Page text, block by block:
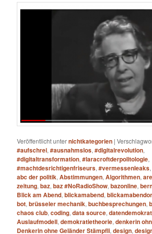
Veröffentlicht unternichtkategorien |
#aufschrei,#ausnahmslos,#digitalrevolution,
#digitaltransformation,#laracroftderpolitologie,
#machtdesrichtigenfriseurs,#vermessenleaks
abc der politik,Abstimmungen,Algorithmen,
zeitung,baz,baz #NoRadioShow,bazonline,
Blick am Abend,blickamabend,
bot,brüsseler mechanik,buchbesprechungen,
chaos club,coding,data source,
Auslaufmodell,demokratietheorie,denkerin
Denkerin ohne Geländer Stämpfli,design,